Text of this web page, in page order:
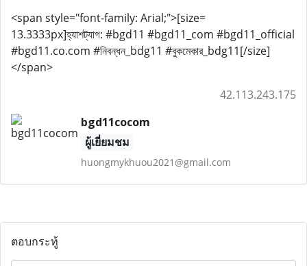
<span style="font-family: Arial;">[size=
13.3333px]হ্যাশট্যাগ: #bgd11 #bgd11_com #bgd11_official
#bgd11.co.com #নিবন্ধন_bdg11 #বুকমেকার_bdg11[/size]
</span>
42.113.243.175
bgd11cocom
ผู้เยี่ยมชม
huongmykhuou2021@gmail.com
ตอบกระทู้